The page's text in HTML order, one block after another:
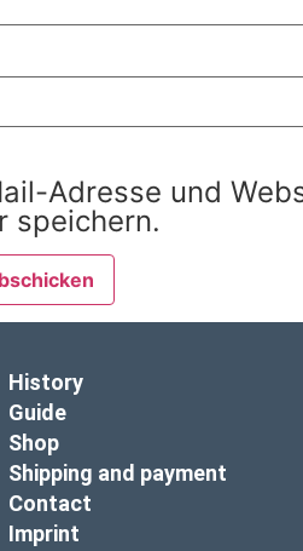
Adresse und
speichern.
History
Guide
Shop
Shipping and payment
Contact
Imprint